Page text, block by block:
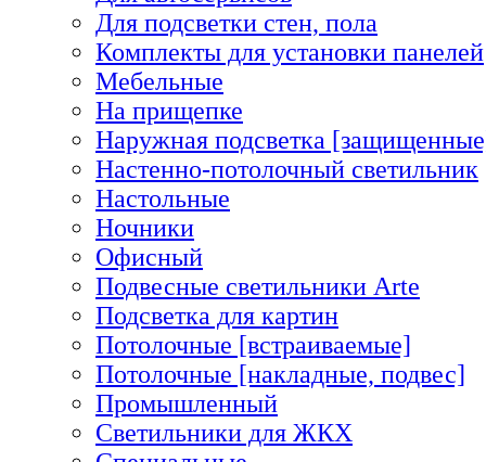
Для подсветки стен, пола
Комплекты для установки панелей
Мебельные
На прищепке
Наружная подсветка
Настенно-потолочный светильник
Настольные
Ночники
Офисный
Подвесные светильники Arte
Подсветка для картин
Потолочные [встраиваемые]
Потолочные [накладные, подвес]
Промышленный
Светильники для ЖКХ